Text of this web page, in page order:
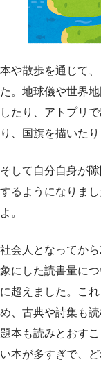
本や散歩を通じて
た。地球儀や世界
したり、アトプリ
り、国旗を描いたり
そして自分自身が
するようになりま
よ。
社会人となってか
象にした読書量に
に超えました。こ
め、古典や詩集も
題本も読みとおす
い本が多すぎで、